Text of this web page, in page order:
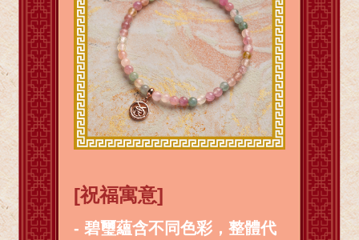
[祝福寓意]
- 碧璽蘊含不同色彩，整體代